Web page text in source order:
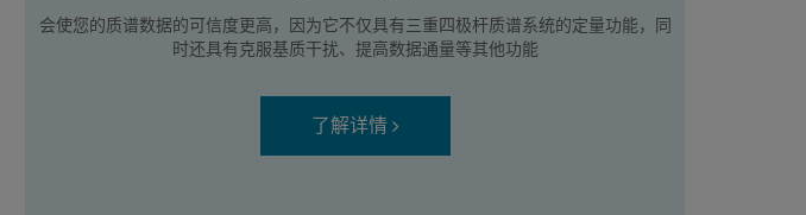
会使您的质谱数据的可信度更高，因为它不仅具有三重四极杆质谱系统的定量功能，同
时还具有克服基质干扰、提高数据通量等其他功能
了解详情